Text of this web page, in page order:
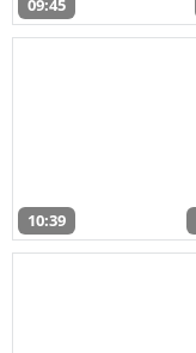
09:45
10:39